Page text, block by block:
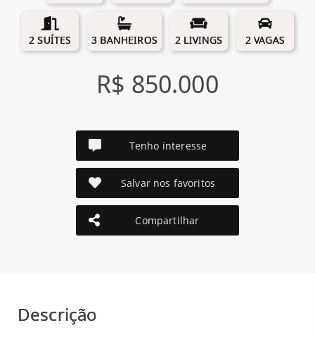
2 SUÍTES 3 BANHEIROS 2 LIVINGS 2 VAGAS
R$ 850.000
Tenho interesse
Salvar nos favoritos
Compartilhar
Descrição